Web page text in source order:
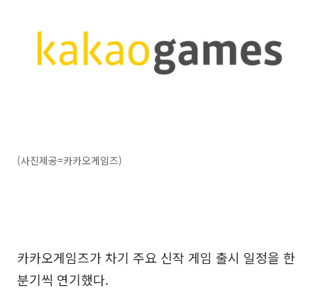
(사진제공=카카오게임즈)
카카오게임즈가 차기 주요 신작 게임 출시 일정을 한
분기씩 연기했다.